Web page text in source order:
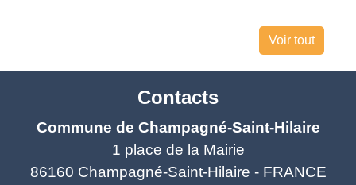
Voir tout
Contacts
Commune de Champagné-Saint-Hilaire
1 place de la Mairie
86160 Champagné-Saint-Hilaire - FRANCE